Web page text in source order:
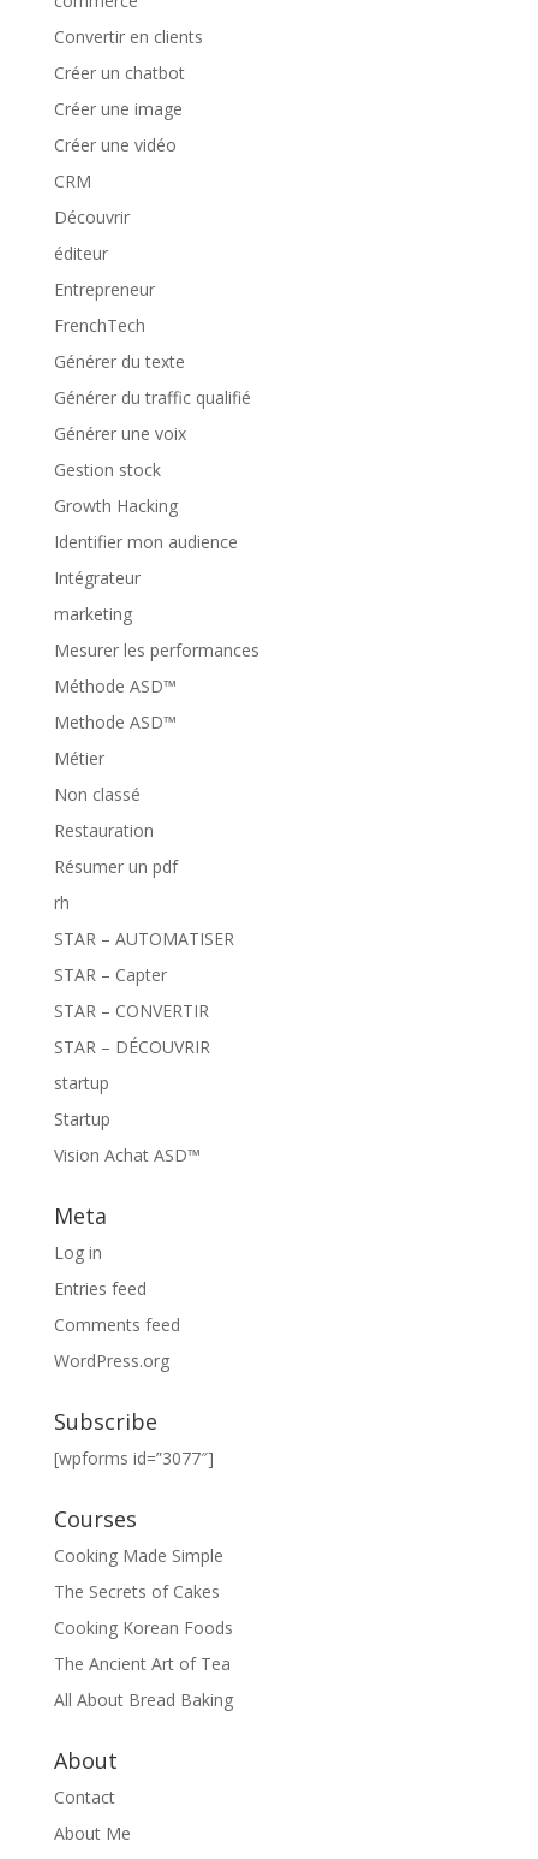
Convertir en clients
Créer un chatbot
Créer une image
Créer une vidéo
CRM
Découvrir
éditeur
Entrepreneur
FrenchTech
Générer du texte
Générer du traffic qualifié
Générer une voix
Gestion stock
Growth Hacking
Identifier mon audience
Intégrateur
marketing
Mesurer les performances
Méthode ASD™
Methode ASD™
Métier
Non classé
Restauration
Résumer un pdf
rh
STAR – AUTOMATISER
STAR – Capter
STAR – CONVERTIR
STAR – DÉCOUVRIR
startup
Startup
Vision Achat ASD™
Meta
Log in
Entries feed
Comments feed
WordPress.org
Subscribe
[wpforms id=”3077″]
Courses
Cooking Made Simple
The Secrets of Cakes
Cooking Korean Foods
The Ancient Art of Tea
All About Bread Baking
About
Contact
About Me